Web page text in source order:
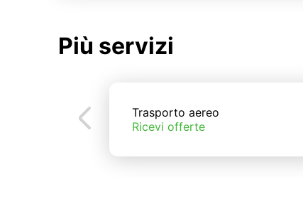
Più servizi
Trasporto aereo
Ricevi offerte